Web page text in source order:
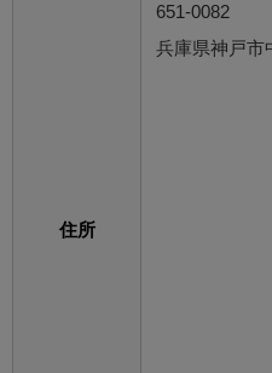
住所
651-0082
兵庫県神戸市